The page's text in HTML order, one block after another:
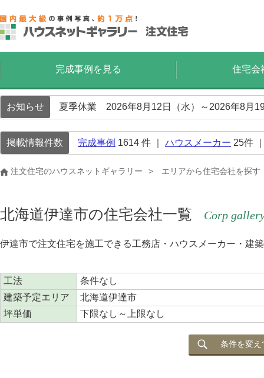
完成事例を見る 住宅会
お知らせ 夏季休業 2026年8月12日（水）～2026年8月
掲載情報件数 完成事例 1614 件 ｜ ハウスメーカー 25件
注文住宅のハウスネットギャラリー エリアから住宅会社を探す
北海道伊達市の住宅会社一覧 Corp
伊達市で注文住宅を施工できる工務店・ハウスメーカー・建
工法
条件なし
建築予定エリア
北海道伊達市
坪単価
下限なし～上限なし
条件を変え